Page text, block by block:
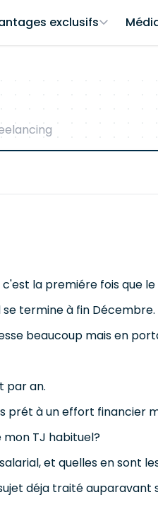
exclusifs
la premiére fois que
termine à fin Décembre.
beaucoup mais en
par an.
prét à un effort financier
mon TJ habituel?
et quelles en sont
déja traité